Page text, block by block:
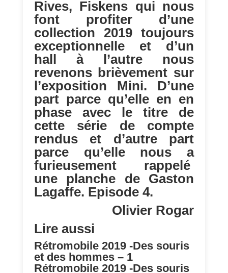
Rives, Fiskens qui nous
font profiter d’une
collection 2019 toujours
exceptionnelle et d’un
hall à l’autre nous
revenons brièvement sur
l’exposition Mini. D’une
part parce qu’elle en en
phase avec le titre de
cette série de compte
rendus et d’autre part
parce qu’elle nous a
furieusement rappelé
une planche de Gaston
Lagaffe. Episode 4.
Olivier Rogar
Lire aussi
Rétromobile 2019 -Des souris
et des hommes – 1
Rétromobile 2019 -Des souris